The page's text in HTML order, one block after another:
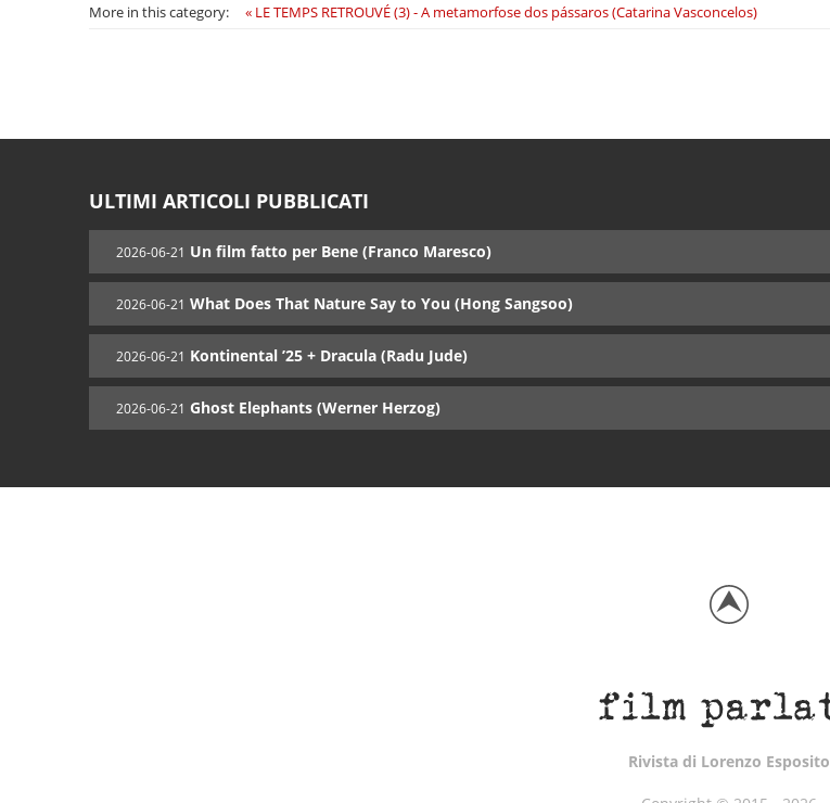
More in this category: « LE TEMPS RETROUVÉ (3) - A metamorfose dos pássaros (Catarina Vasconcelos)
ULTIMI ARTICOLI PUBBLICATI
2026-06-21 Un film fatto per Bene (Franco Maresco)
2026-06-21 What Does That Nature Say to You (Hong Sangsoo)
2026-06-21 Kontinental ’25 + Dracula (Radu Jude)
2026-06-21 Ghost Elephants (Werner Herzog)
Rivista di Lorenzo Esposito